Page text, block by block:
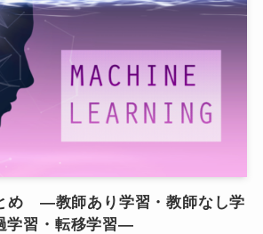
め ―教師あり学習・教師なし学
学習・転移学習―